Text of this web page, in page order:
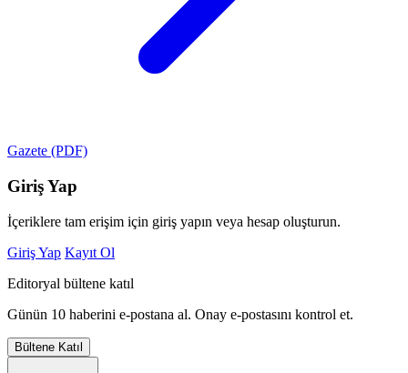
Gazete (PDF)
Giriş Yap
İçeriklere tam erişim için giriş yapın veya hesap oluşturun.
Giriş Yap Kayıt Ol
Editoryal bültene katıl
Günün 10 haberini e-postana al. Onay e-postasını kontrol et.
Bültene Katıl